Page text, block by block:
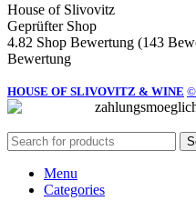
House of Slivovitz
Geprüfter Shop
4.82 Shop Bewertung (143
Bewertung
HOUSE OF SLIVOVITZ & WINE ©
Menu
Categories